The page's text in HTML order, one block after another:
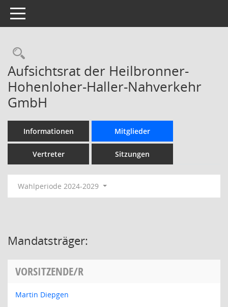
Toggle navigation
Rechercheauswahl
Aufsichtsrat der Heilbronner-
Hohenloher-Haller-Nahverkehr
GmbH
Informationen Mitglieder
Vertreter Sitzungen
Wahlperiode 2024-2029
Mandatsträger:
VORSITZENDE/R
Martin Diepgen